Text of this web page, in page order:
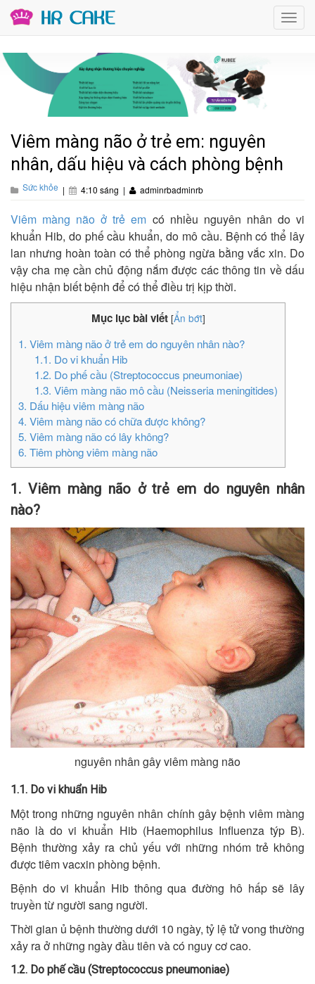
Viêm màng não ở trẻ em: nguyên
nhân, dấu hiệu và cách phòng bệnh
Sức khỏe | 4:10 sáng | adminrbadminrb
Viêm màng não ở trẻ em có nhiều nguyên nhân do vi
khuẩn Hib, do phế cầu khuẩn, do mô cầu. Bệnh có thể lây
lan nhưng hoàn toàn có thể phòng ngừa bằng vắc xin. Do
vậy cha mẹ cần chủ động nắm được các thông tin về dấu
hiệu nhận biết bệnh để có thể điều trị kịp thời.
Mục lục bài viết [Ẩn bớt]
1. Viêm màng não ở trẻ em do nguyên nhân nào?
1.1. Do vi khuẩn Hib
1.2. Do phế cầu (Streptococcus pneumoniae)
1.3. Viêm màng não mô cầu (Neisseria meningitides)
3. Dấu hiệu viêm màng não
4. Viêm màng não có chữa được không?
5. Viêm màng não có lây không?
6. Tiêm phòng viêm màng não
1. Viêm màng não ở trẻ em do nguyên nhân
nào?
nguyên nhân gây viêm màng não
1.1. Do vi khuẩn Hib
Một trong những nguyên nhân chính gây bệnh viêm màng
não là do vi khuẩn Hib (Haemophilus Influenza týp B).
Bệnh thường xảy ra chủ yếu với những nhóm trẻ không
được tiêm vacxin phòng bệnh.
Bệnh do vi khuẩn Hib thông qua đường hô hấp sẽ lây
truyền từ người sang người.
Thời gian ủ bệnh thường dưới 10 ngày, tỷ lệ tử vong thường
xảy ra ở những ngày đầu tiên và có nguy cơ cao.
1.2. Do phế cầu (Streptococcus pneumoniae)